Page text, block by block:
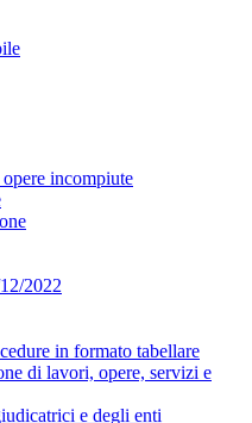
incompiute
2022
in formato tabellare
di lavori, opere, servizi e
e degli enti